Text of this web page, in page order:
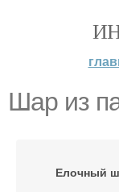
Шар из
Елочный